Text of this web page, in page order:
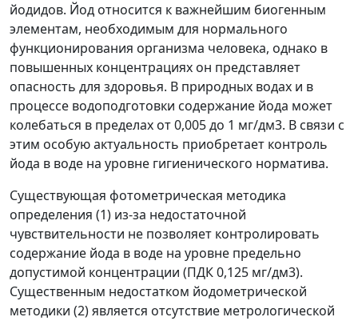
йодидов. Йод относится к важнейшим биогенным
элементам, необходимым для нормального
функционирования организма человека, однако в
повышенных концентрациях он представляет
опасность для здоровья. В природных водах и в
процессе водоподготовки содержание йода может
колебаться в пределах от 0,005 до 1 мг/дм3. В связи с
этим особую актуальность приобретает контроль
йода в воде на уровне гигиенического норматива.
Существующая фотометрическая методика
определения (1) из-за недостаточной
чувствительности не позволяет контролировать
содержание йода в воде на уровне предельно
допустимой концентрации (ПДК 0,125 мг/дм3).
Существенным недостатком йодометрической
методики (2) является отсутствие метрологической